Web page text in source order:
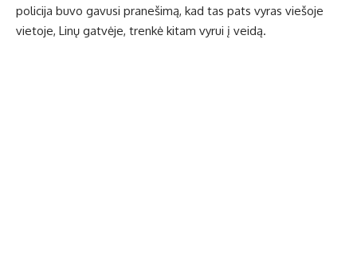
policija buvo gavusi pranešimą, kad tas pats vyras viešoje
vietoje, Linų gatvėje, trenkė kitam vyrui į veidą.